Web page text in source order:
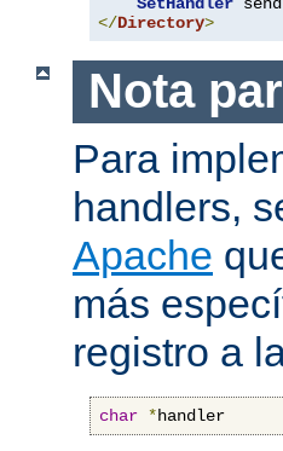
SetHandler
</Directory>
Nota
Para
handlers,
Apache
más
registro a
char *handler